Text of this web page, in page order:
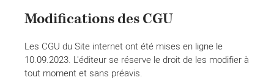
Modifications des CGU
Les CGU du Site internet ont été mises en ligne le
10.09.2023. L'éditeur se réserve le droit de les modifier à
tout moment et sans préavis.